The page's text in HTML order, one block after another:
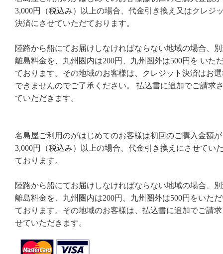
3,000円（税込み）以上の場合、代金引き換え又はクレジ
決済にさせていただております。
陸路から船にてお届けしなければならない地域の場合、
離島料金を、九州圏内は200円、九州圏外は500円を いた
ております。その地域のお客様は、クレジット決済はお
できませんのでご了承ください。 払込書に追加でご請求
ていただきます。
名島屋ご利用のがはじめてのお客様は初回のご購入金額が
3,000円（税込み）以上の場合、代金引き換えにさせてい
ております。
陸路から船にてお届けしなければならない地域の場合、
離島料金を、九州圏内は200円、九州圏外は500円をいた
ております。その地域のお客様は、払込書に追加でご請
せていただきます。